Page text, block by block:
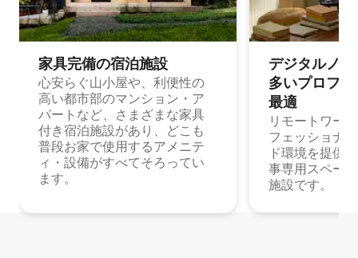
家具完備の宿⁠泊⁠施⁠設
心安らぐ山小屋や、利便性の
高い都市部のマンション・ア
パートなど、さまざまな家具
付き宿泊施設があり、どこも
普段お家で使用するアメニテ
ィ・設備がすべてそろってい
ます。
デジタルノ
多⁠いプ⁠ロ⁠フ⁠
最⁠適
リモートワー
フェッショナ
ド環境を提供
事専用スペー
施設です。